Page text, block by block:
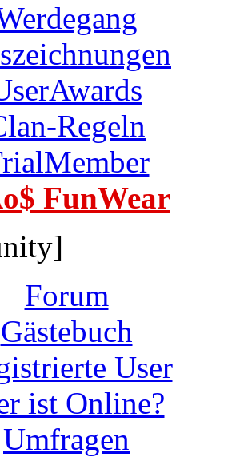
Regeln
FunWear
Forum
Gästebuch
User
ist Online?
Umfragen